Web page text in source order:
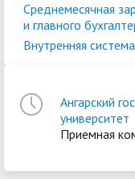
Среднемесячная
и главного
Внутренняя
Ангарский
университет
Приемная